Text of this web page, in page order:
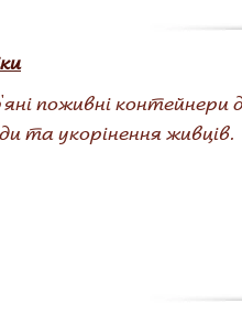
поживні
та укорінення живців.